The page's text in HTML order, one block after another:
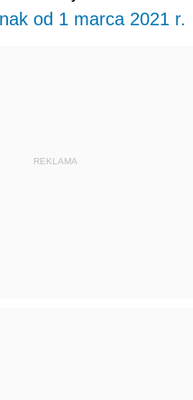
od 1 marca 2021 r.
REKLAMA